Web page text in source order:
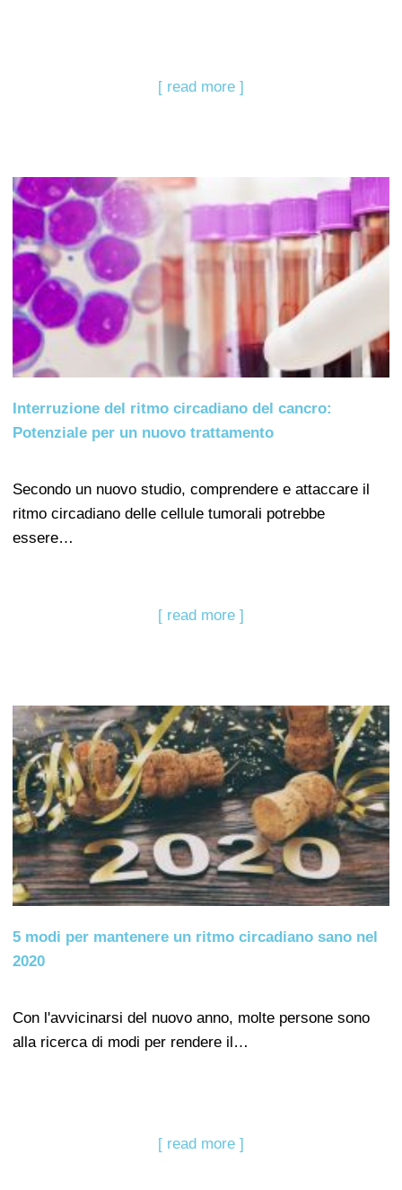
[ read more ]
Interruzione del ritmo circadiano del cancro:
Potenziale per un nuovo trattamento
Secondo un nuovo studio, comprendere e attaccare il
ritmo circadiano delle cellule tumorali potrebbe
essere…
[ read more ]
5 modi per mantenere un ritmo circadiano sano nel
2020
Con l'avvicinarsi del nuovo anno, molte persone sono
alla ricerca di modi per rendere il…
[ read more ]